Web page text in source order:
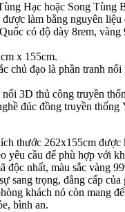
Hạc hoặc Song Tùng
làm bằng nguyên liệu
có độ dày 8rem, vàng
x 155cm.
chủ đạo là phần tranh nổi
3D thủ công truyền
đúc đồng truyền thống
thước 262x155cm được
yêu cầu để phù hợp với
độc nhất, màu sắc vàng
sang trọng, đẳng cấp
khách nó còn mang
bình an.